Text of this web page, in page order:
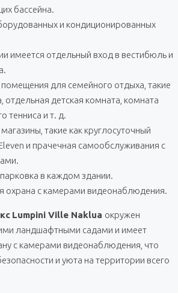
бассейна.
и кондиционированных
имеется отдельный вход в вестибюль и
для семейного отдыха, такие
отдельная детская комната, комната
тенниса и т. д.
такие как круглосуточный
и прачечная самообслуживания с
в каждом здании.
охрана с камерами видеонаблюдения.
Lumpini Ville Naklua окружен
ландшафтными садами и имеет
с камерами видеонаблюдения, что
и уюта на территории всего